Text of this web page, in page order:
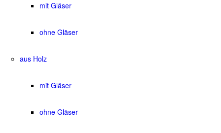
mit Gläser
ohne Gläser
aus Holz
mit Gläser
ohne Gläser